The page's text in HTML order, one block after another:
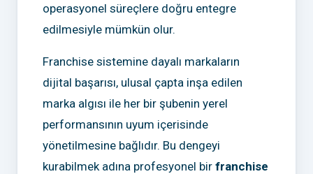
operasyonel süreçlere doğru entegre
edilmesiyle mümkün olur.
Franchise sistemine dayalı markaların
dijital başarısı, ulusal çapta inşa edilen
marka algısı ile her bir şubenin yerel
performansının uyum içerisinde
yönetilmesine bağlıdır. Bu dengeyi
kurabilmek adına profesyonel bir franchise